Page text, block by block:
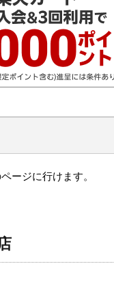
ージに行けます。